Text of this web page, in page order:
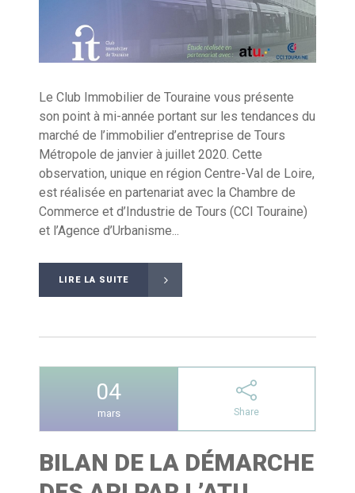
Le Club Immobilier de Touraine vous présente
son point à mi-année portant sur les tendances du
marché de l’immobilier d’entreprise de Tours
Métropole de janvier à juillet 2020. Cette
observation, unique en région Centre-Val de Loire,
est réalisée en partenariat avec la Chambre de
Commerce et d’Industrie de Tours (CCI Touraine)
et l’Agence d’Urbanisme...
LIRE LA SUITE
04
mars Share
BILAN DE LA DÉMARCHE